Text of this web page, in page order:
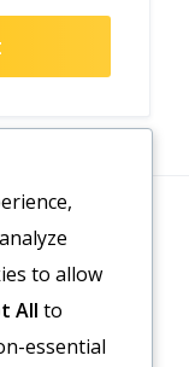
to allow
All to
essential